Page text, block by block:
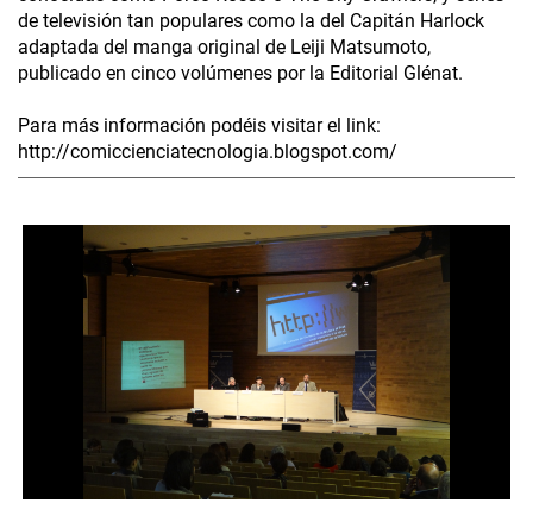
de televisión tan populares como la del Capitán Harlock
adaptada del manga original de Leiji Matsumoto,
publicado en cinco volúmenes por la Editorial Glénat.
Para más información podéis visitar el link:
http://comiccienciatecnologia.blogspot.com/